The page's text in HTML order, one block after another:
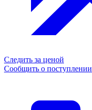
Следить за ценой
Сообщить о поступлении